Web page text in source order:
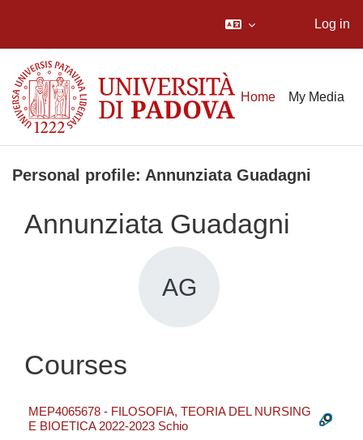
Log in
Home My Media
Personal profile: Annunziata Guadagni
Annunziata Guadagni
AG
Courses
MEP4065678 - FILOSOFIA, TEORIA DEL NURSING
E BIOETICA 2022-2023 Schio